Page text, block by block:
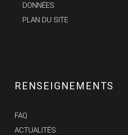
DONNÉES
PLAN DU SITE
RENSEIGNEMENTS
FAQ
ACTUALITÉS